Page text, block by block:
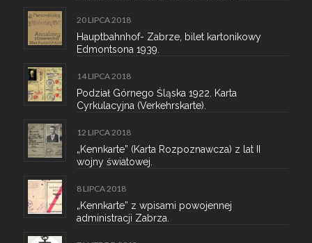
20 LIPCA 2018
Hauptbahnhof- Zabrze, bilet kartonikowy
Edmontsona 1939.
14 LIPCA 2018
Podział Górnego Śląska 1922. Karta
Cyrkulacyjna (Verkehrskarte).
12 LIPCA 2018
„Kennkarte” (Karta Rozpoznawcza) z lat II
wojny światowej.
8 LIPCA 2018
„Kennkarte” z wpisami powojennej
administracji Zabrza.